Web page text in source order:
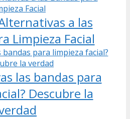
a las
Limpieza Facial
las bandas para
Descubre la